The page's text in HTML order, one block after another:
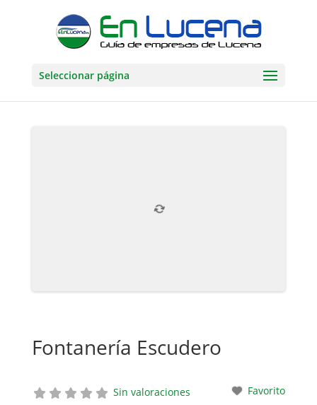
Seleccionar página
Fontanería Escudero
Sin valoraciones
Favorito